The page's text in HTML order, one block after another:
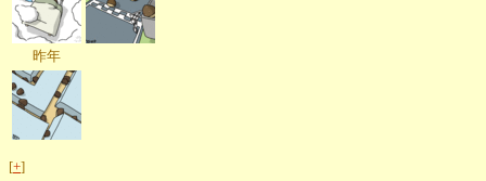
昨年
[+]